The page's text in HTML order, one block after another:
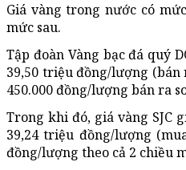
Giá vàng trong nước có
mức sau.
Tập đoàn Vàng bạc đá quý
39,50 triệu đồng/lượng (bán
450.000 đồng/lượng bán ra
Trong khi đó, giá vàng SJC
39,24 triệu đồng/lượng
đồng/lượng theo cả 2 chiều